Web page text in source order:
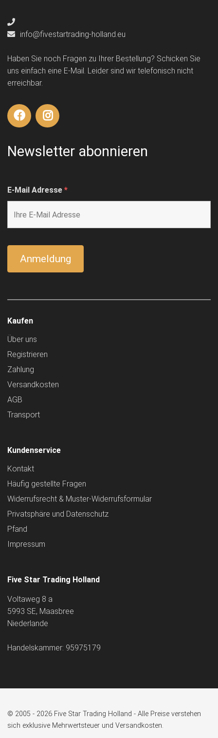
info@fivestartrading-holland.eu
Haben Sie noch Fragen zu Ihrer Bestellung? Schicken Sie
uns einfach eine E-Mail. Leider sind wir telefonisch nicht
erreichbar.
Newsletter abonnieren
E-Mail Adresse *
Kaufen
Über uns
Registrieren
Zahlung
Versandkosten
AGB
Transport
Kundenservice
Kontakt
Häufig gestellte Fragen
Widerrufsrecht & Muster-Widerrufsformular
Privatsphäre und Datenschutz
Pfand
Impressum
Five Star Trading Holland
Voltaweg 8 a
5993 SE, Maasbree
Niederlande
Handelskammer: 95975179
© 2005 - 2026 Five Star Trading Holland - Alle Preise verstehen
sich exklusive Mehrwertsteuer und Versandkosten.